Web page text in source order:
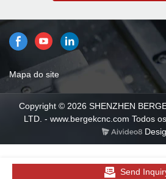
Mapa do site
Copyright © 2026 SHENZHEN
LTD. - www.bergekcnc.com Todos
Send